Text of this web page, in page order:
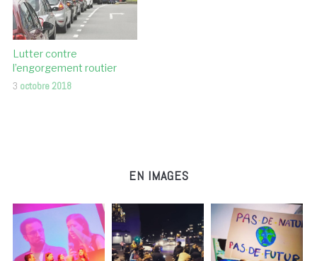
Lutter contre
l’engorgement routier
3 octobre 2018
EN IMAGES